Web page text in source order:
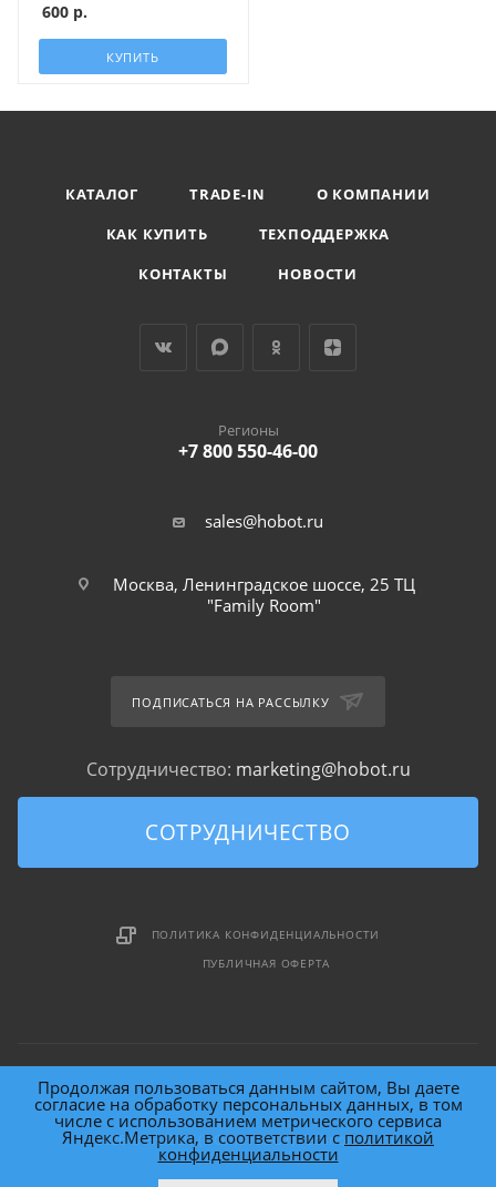
600 р.
КУПИТЬ
КАТАЛОГ TRADE-IN
О КОМПАНИИ
КАК КУПИТЬ
ТЕХПОДДЕРЖКА
КОНТАКТЫ
НОВОСТИ
Регионы
+7 800 550-46-00
sales@hobot.ru
Москва, Ленинградское шоссе, 25 ТЦ
"Family Room"
ПОДПИСАТЬСЯ НА РАССЫЛКУ
Сотрудничество: marketing@hobot.ru
СОТРУДНИЧЕСТВО
ПОЛИТИКА КОНФИДЕНЦИАЛЬНОСТИ
ПУБЛИЧНАЯ ОФЕРТА
2026 © HOBOT (HOme roBOT) Technology Inc.
Продолжая пользоваться данным сайтом, Вы даете
согласие на обработку персональных данных, в том
числе с использованием метрического сервиса
Яндекс.Метрика, в соответствии с политикой
конфиденциальности